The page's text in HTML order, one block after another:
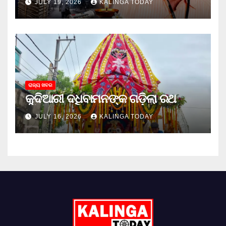
JULY 19, 2026 KALINGA TODAY
ରାଜ୍ୟ ଖବର
କୁଦିଆରୀ ଦଧିବାମନଙ୍କ ଗଡ଼ିଲା ରଥ
JULY 16, 2026 KALINGA TODAY